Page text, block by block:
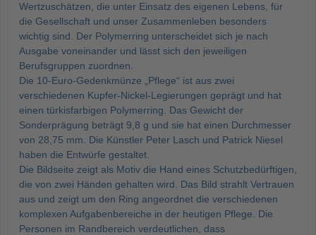
Wertzuschätzen, die unter Einsatz des eigenen Lebens, für
die Gesellschaft und unser Zusammenleben besonders
wichtig sind. Der Polymerring unterscheidet sich je nach
Ausgabe voneinander und lässt sich den jeweiligen
Berufsgruppen zuordnen.
Die 10-Euro-Gedenkmünze „Pflege“ ist aus zwei
verschiedenen Kupfer-Nickel-Legierungen geprägt und hat
einen türkisfarbigen Polymerring. Das Gewicht der
Sonderprägung beträgt 9,8 g und sie hat einen Durchmesser
von 28,75 mm. Die Künstler Peter Lasch und Patrick Niesel
haben die Entwürfe gestaltet.
Die Bildseite zeigt als Motiv die Hand eines Schutzbedürftigen,
die von zwei Händen gehalten wird. Das Bild strahlt Vertrauen
aus und zeigt um den Ring angeordnet die verschiedenen
komplexen Aufgabenbereiche in der heutigen Pflege. Die
Personen im Randbereich verdeutlichen, dass